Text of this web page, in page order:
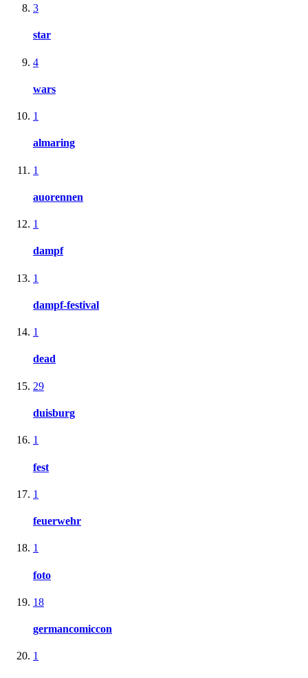
3
star
4
wars
1
almaring
1
auorennen
1
dampf
1
dampf-festival
1
dead
29
duisburg
1
fest
1
feuerwehr
1
foto
18
germancomiccon
1